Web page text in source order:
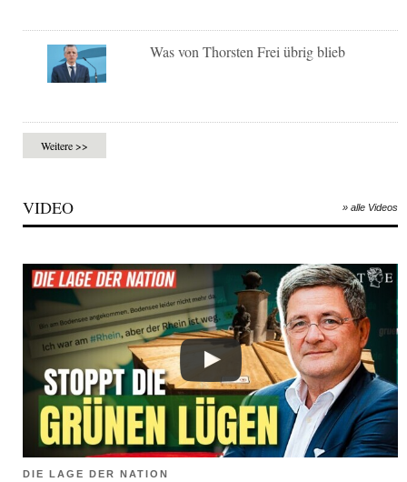
Was von Thorsten Frei übrig blieb
Weitere >>
VIDEO » alle Videos
DIE LAGE DER NATION